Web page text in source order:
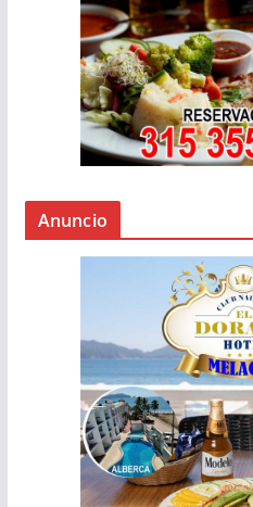
Anuncio